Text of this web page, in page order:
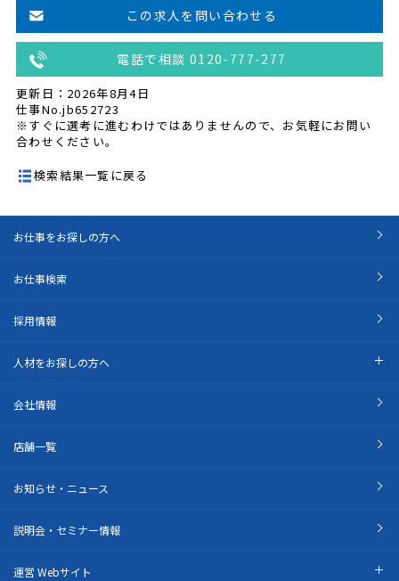
この求人を問い合わせる
電話で相談 0120-777-277
更新日：2026年8月4日
仕事No.jb652723
※すぐに選考に進むわけではありませんので、お気軽にお問い
合わせください。
検索結果一覧に戻る
お仕事をお探しの方へ
お仕事検索
採用情報
人材をお探しの方へ
会社情報
店舗一覧
お知らせ・ニュース
説明会・セミナー情報
運営 Webサイト